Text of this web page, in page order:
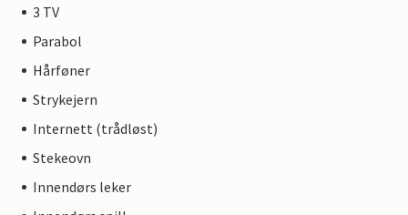
3 TV
Parabol
Hårføner
Strykejern
Internett (trådløst)
Stekeovn
Innendørs leker